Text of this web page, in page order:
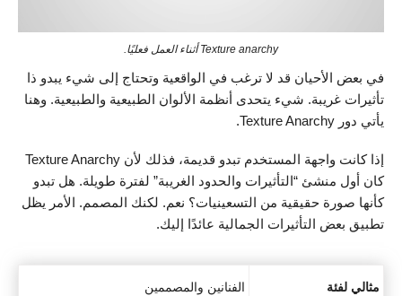
Texture anarchy أثناء العمل فعليًا.
في بعض الأحيان قد لا ترغب في الواقعية وتحتاج إلى شيء يبدو ذا
تأثيرات غريبة. شيء يتحدى أنظمة الألوان الطبيعية والطبيعية. وهنا
يأتي دور Texture Anarchy.
إذا كانت واجهة المستخدم تبدو قديمة، فذلك لأن Texture Anarchy
كان أول منشئ “التأثيرات والحدود الغريبة” لفترة طويلة. هل تبدو
كأنها صورة حقيقية من التسعينيات؟ نعم. لكنك المصمم. الأمر يظل
تطبيق بعض التأثيرات الجمالية عائدًا إليك.
مثالي لفئة الفنانين والمصممين